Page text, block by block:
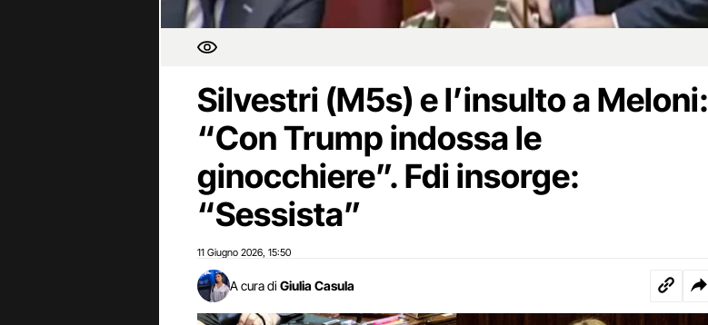
Silvestri (M5s) e l’insulto a Meloni:
“Con Trump indossa le
ginocchiere”. Fdi insorge:
“Sessista”
11 Giugno 2026 15:50
A cura di Giulia Casula